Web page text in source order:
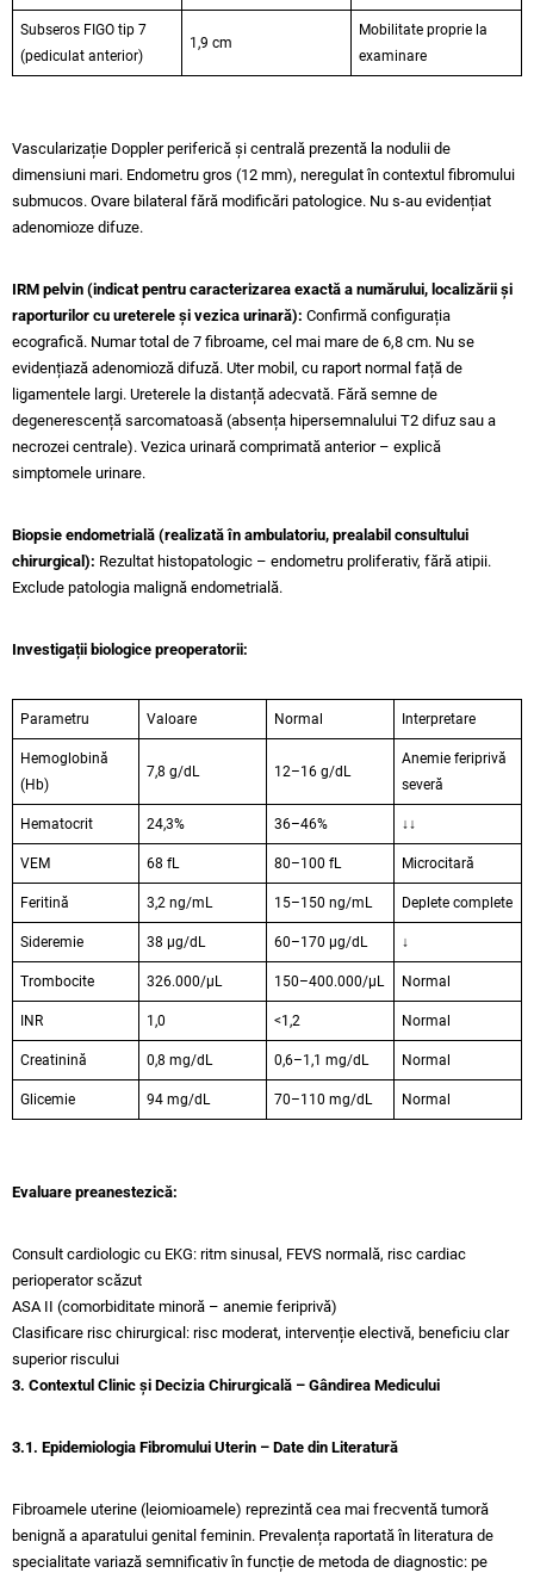
Subseros FIGO tip 7
(pediculat anterior)
1,9 cm
Mobilitate proprie la
examinare
Vascularizație Doppler periferică și centrală prezentă la nodulii de
dimensiuni mari. Endometru gros (12 mm), neregulat în contextul fibromului
submucos. Ovare bilateral fără modificări patologice. Nu s-au evidențiat
adenomioze difuze.
IRM pelvin (indicat pentru caracterizarea exactă a numărului, localizării și
raporturilor cu ureterele și vezica urinară): Confirmă configurația
ecografică. Numar total de 7 fibroame, cel mai mare de 6,8 cm. Nu se
evidențiază adenomioză difuză. Uter mobil, cu raport normal față de
ligamentele largi. Ureterele la distanță adecvată. Fără semne de
degenerescență sarcomatoasă (absența hipersemnalului T2 difuz sau a
necrozei centrale). Vezica urinară comprimată anterior – explică
simptomele urinare.
Biopsie endometrială (realizată în ambulatoriu, prealabil consultului
chirurgical): Rezultat histopatologic – endometru proliferativ, fără atipii.
Exclude patologia malignă endometrială.
Investigații biologice preoperatorii:
Parametru Valoare Normal Interpretare
Hemoglobină
(Hb)
7,8 g/dL 12–16 g/dL
Anemie feriprivă
severă
Hematocrit 24,3% 36–46% ↓↓
VEM 68 fL 80–100 fL Microcitară
Feritină 3,2 ng/mL 15–150 ng/mL Deplete complete
Sideremie 38 μg/dL 60–170 μg/dL ↓
Trombocite 326.000/μL 150–400.000/μL Normal
INR 1,0 <1,2 Normal
Creatinină 0,8 mg/dL 0,6–1,1 mg/dL Normal
Glicemie 94 mg/dL 70–110 mg/dL Normal
Evaluare preanestezică:
Consult cardiologic cu EKG: ritm sinusal, FEVS normală, risc cardiac
perioperator scăzut
ASA II (comorbiditate minoră – anemie feriprivă)
Clasificare risc chirurgical: risc moderat, intervenție electivă, beneficiu clar
superior riscului
3. Contextul Clinic și Decizia Chirurgicală – Gândirea Medicului
3.1. Epidemiologia Fibromului Uterin – Date din Literatură
Fibroamele uterine (leiomioamele) reprezintă cea mai frecventă tumoră
benignă a aparatului genital feminin. Prevalența raportată în literatura de
specialitate variază semnificativ în funcție de metoda de diagnostic: pe